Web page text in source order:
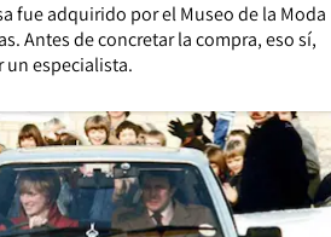
fue adquirido por el Museo de la Moda
Antes de concretar la compra, eso sí,
un especialista.